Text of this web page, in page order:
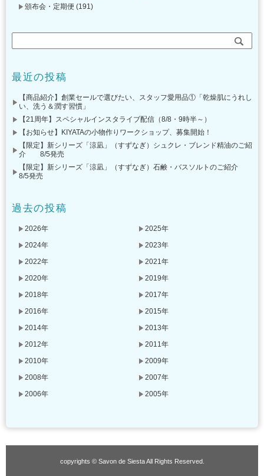
頒布会・定期便 (191)
最近の投稿
【商品紹介】創業セールで選びたい、スタッフ愛用品①「乾燥肌にうれし
い、洗う＆潤す習慣」
【21周年】スペシャルインスタライブ配信（8/8・9時半～）
【お知らせ】KIYATAの小物作りワークショップ、募集開始！
【限定】新シリーズ「涼凪」（すずなぎ）シュクレ・ブレンド精油のご紹
介 8/5発売
【限定】新シリーズ「涼凪」（すずなぎ）石鹸・バスソルトのご紹介
8/5発売
過去の投稿
2026年
2025年
2024年
2023年
2022年
2021年
2020年
2019年
2018年
2017年
2016年
2015年
2014年
2013年
2012年
2011年
2010年
2009年
2008年
2007年
2006年
2005年
copyrights © Savon de Siesta All Rights Reserved.